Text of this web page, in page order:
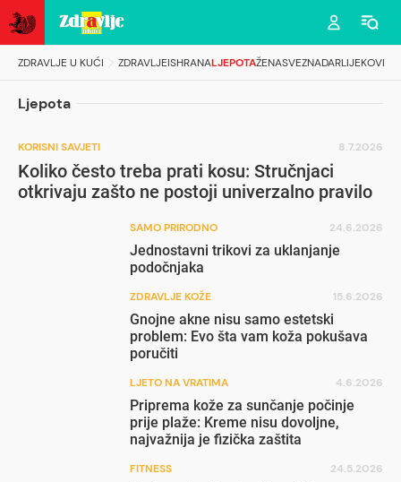
ZDRAVLJE U KUĆI ZDRAVLJEISHRANALJEPOTAŽENASVEZNADARLIJEKOVI
Ljepota
KORISNI SAVJETI 8.7.2026
Koliko često treba prati kosu: Stručnjaci
otkrivaju zašto ne postoji univerzalno pravilo
SAMO PRIRODNO 24.6.2026
Jednostavni trikovi za uklanjanje
podočnjaka
ZDRAVLJE KOŽE 15.6.2026
Gnojne akne nisu samo estetski
problem: Evo šta vam koža pokušava
poručiti
LJETO NA VRATIMA 4.6.2026
Priprema kože za sunčanje počinje
prije plaže: Kreme nisu dovoljne,
najvažnija je fizička zaštita
FITNESS 24.5.2026